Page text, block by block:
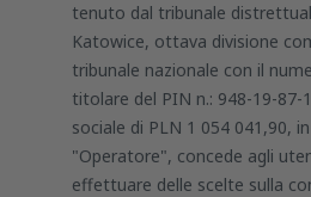
tenuto dal tribunale
Katowice, ottava divisione
tribunale nazionale con il
titolare del PIN n.: 948-19-87-
sociale di PLN 1 054 041,90,
"Operatore", concede agli
effettuare delle scelte sulla